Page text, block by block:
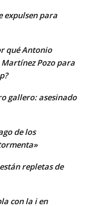
expulsen para
qué Antonio
Pozo para
gallero: asesinado
de los
repletas de
con la i en